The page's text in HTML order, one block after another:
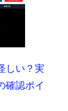
しい？実
確認ポイ